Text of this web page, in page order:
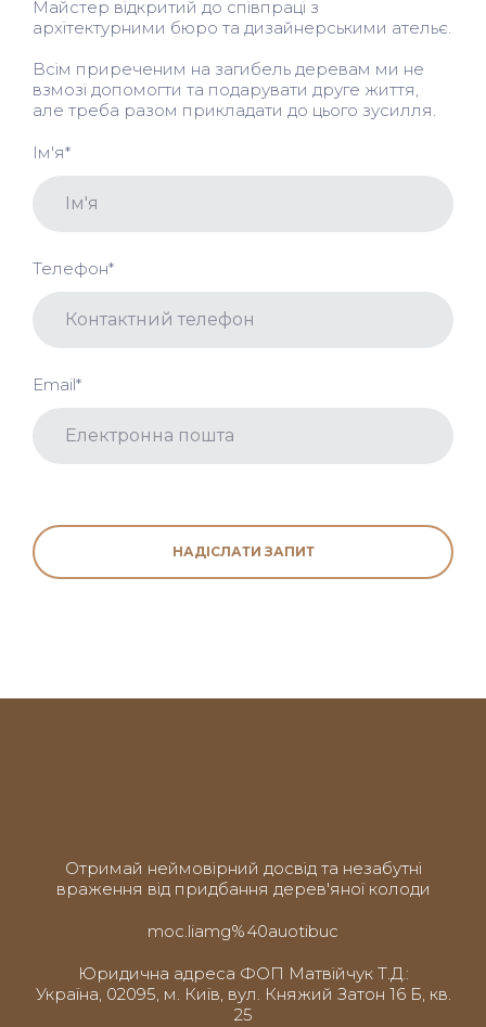
Майстер відкритий до співпраці з
архітектурними бюро та дизайнерськими ательє.
Всім приреченим на загибель деревам ми не
взмозі допомогти та подарувати друге життя,
але треба разом прикладати до цього зусилля.
Ім'я*
Телефон*
Email*
НАДІСЛАТИ ЗАПИТ
Отримай неймовірний досвід та незабутні
враження від придбання дерев'яної колоди
moc.liamg%40auotibuc
Юридична адреса ФОП Матвійчук Т.Д.:
Україна, 02095, м. Київ, вул. Княжий Затон 16 Б, кв.
25